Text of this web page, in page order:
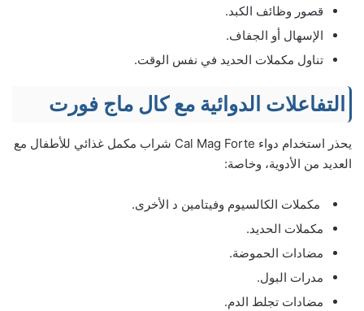
قصور وظائف الكبد.
الإسهال أو الجفاف.
تناول مكملات الحديد في نفس الوقت.
التفاعلات الدوائية مع كال ماج فورت
يحذر استخدام دواء Cal Mag Forte شراب مكمل غذائي للأطفال مع
العديد من الأدوية، وخاصة:
مكملات الكالسيوم وفيتامين د الأخرى.
مكملات الحديد.
مضادات الحموضة.
مدرات البول.
مضادات تجلط الدم.